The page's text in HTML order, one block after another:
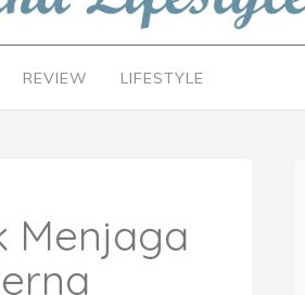
REVIEW LIFESTYLE
Menjaga